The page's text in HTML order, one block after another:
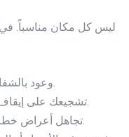
ليس كل مكان مناسباً. في